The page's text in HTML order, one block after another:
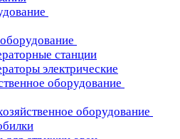
станции
электрические
оборудование
оборудование